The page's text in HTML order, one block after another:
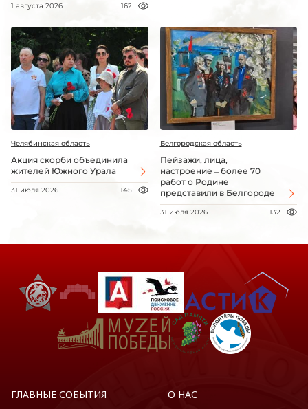
1 августа 2026 162
Челябинская область
Акция скорби объединила
жителей Южного Урала
31 июля 2026 145
Белгородская область
Пейзажи, лица,
настроение – более 70
работ о Родине
представили в Белгороде
31 июля 2026 132
ГЛАВНЫЕ СОБЫТИЯ О НАС